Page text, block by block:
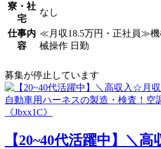
寮・社
宅
なし
仕事内
容
≪月収18.5万円・正社員≫機
械操作 日勤
募集が停止しています
【20~40代活躍中】＼